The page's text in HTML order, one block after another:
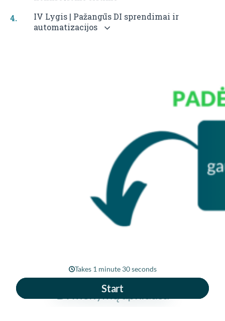
IV Lygis | Pažangūs DI sprendimai ir
automatizacijos